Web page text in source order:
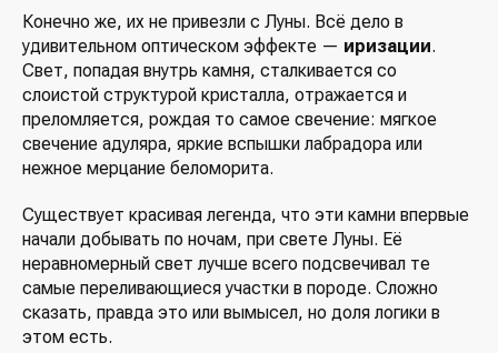
Конечно же, их не привезли с Луны. Всё дело в
удивительном оптическом эффекте — иризации.
Свет, попадая внутрь камня, сталкивается со
слоистой структурой кристалла, отражается и
преломляется, рождая то самое свечение: мягкое
свечение адуляра, яркие вспышки лабрадора или
нежное мерцание беломорита.
Существует красивая легенда, что эти камни впервые
начали добывать по ночам, при свете Луны. Её
неравномерный свет лучше всего подсвечивал те
самые переливающиеся участки в породе. Сложно
сказать, правда это или вымысел, но доля логики в
этом есть.